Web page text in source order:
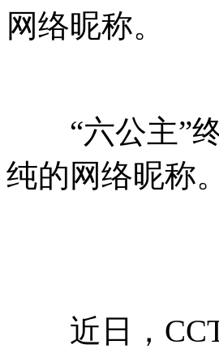
网络昵称。
“六公主”终
纯的网络昵称。
近日，